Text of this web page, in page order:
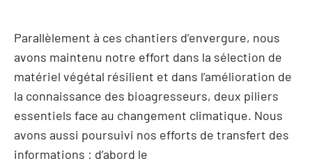
Parallèlement à ces chantiers d’envergure, nous
avons maintenu notre effort dans la sélection de
matériel végétal résilient et dans l’amélioration de
la connaissance des bioagresseurs, deux piliers
essentiels face au changement climatique. Nous
avons aussi poursuivi nos efforts de transfert des
informations : d’abord le